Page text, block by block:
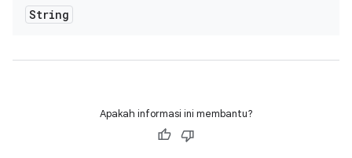
String
Apakah informasi ini membantu?